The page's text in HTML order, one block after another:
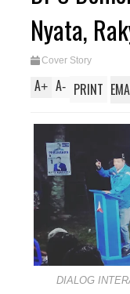
Nyata,
Cover Story
A+ A- PRINT
DIALOG